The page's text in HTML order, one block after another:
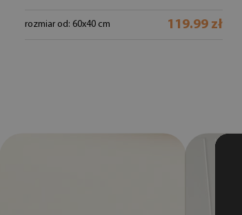
rozmiar od: 60x40 cm 119.99 zł